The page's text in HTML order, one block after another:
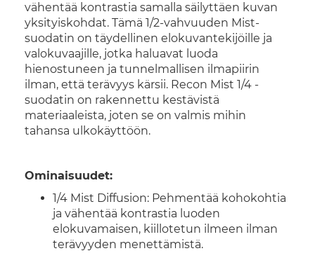
vähentää kontrastia samalla säilyttäen kuvan
yksityiskohdat. Tämä 1/2-vahvuuden Mist-
suodatin on täydellinen elokuvantekijöille ja
valokuvaajille, jotka haluavat luoda
hienostuneen ja tunnelmallisen ilmapiirin
ilman, että terävyys kärsii. Recon Mist 1/4 -
suodatin on rakennettu kestävistä
materiaaleista, joten se on valmis mihin
tahansa ulkokäyttöön.
Ominaisuudet:
1/4 Mist Diffusion: Pehmentää kohokohtia
ja vähentää kontrastia luoden
elokuvamaisen, kiillotetun ilmeen ilman
terävyyden menettämistä.